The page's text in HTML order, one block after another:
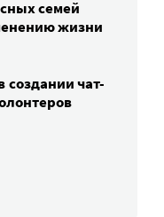
семей
жизни
создании чат-